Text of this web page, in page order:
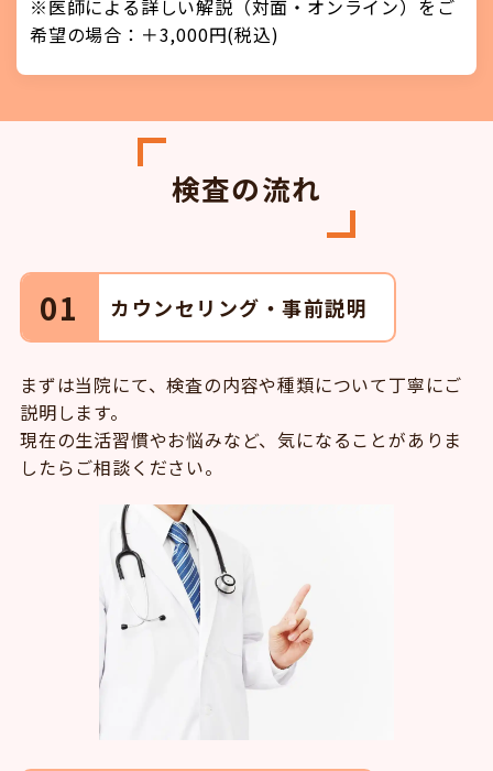
※医師による詳しい解説（対面・オンライン）をご
希望の場合：＋3,000円(税込)
検査の流れ
01 カウンセリング・事前説明
まずは当院にて、検査の内容や種類について丁寧にご
説明します。
現在の生活習慣やお悩みなど、気になることがありま
したらご相談ください。